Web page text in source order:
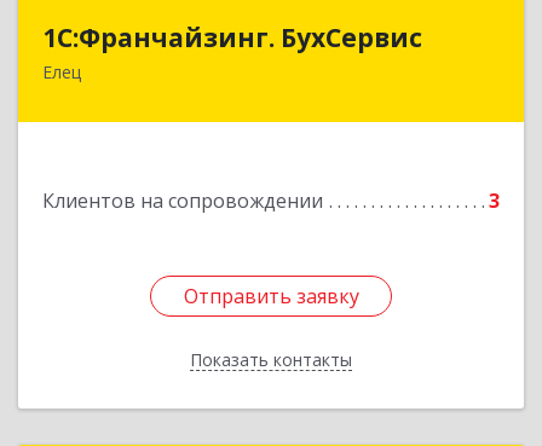
1С:Франчайзинг. БухСервис
Елец
Клиентов на сопровождении 3
Отправить заявку
Показать контакты
1С:Франчайзинг. БухСервис
Отправить заявку
Назад